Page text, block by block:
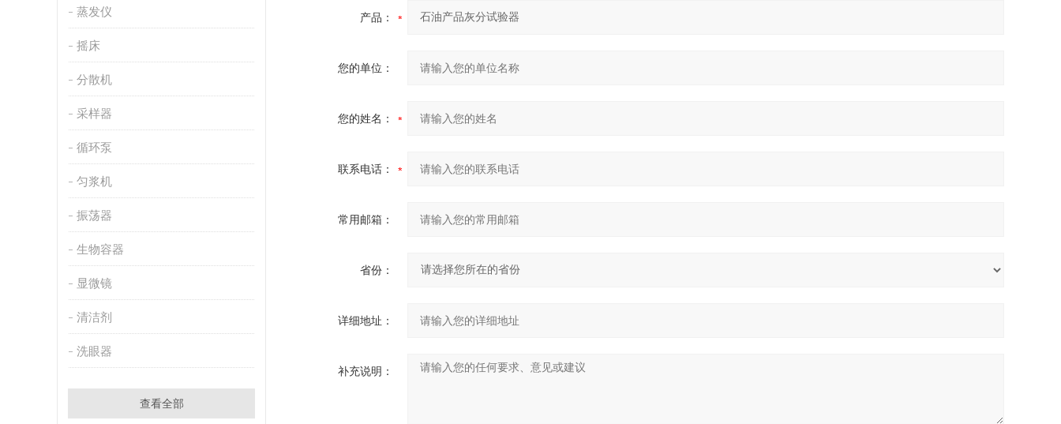
蒸发仪
摇床
分散机
采样器
循环泵
匀浆机
振荡器
生物容器
显微镜
清洁剂
洗眼器
查看全部
产品：
您的单位：
您的姓名：
联系电话：
常用邮箱：
省份：
详细地址：
补充说明：